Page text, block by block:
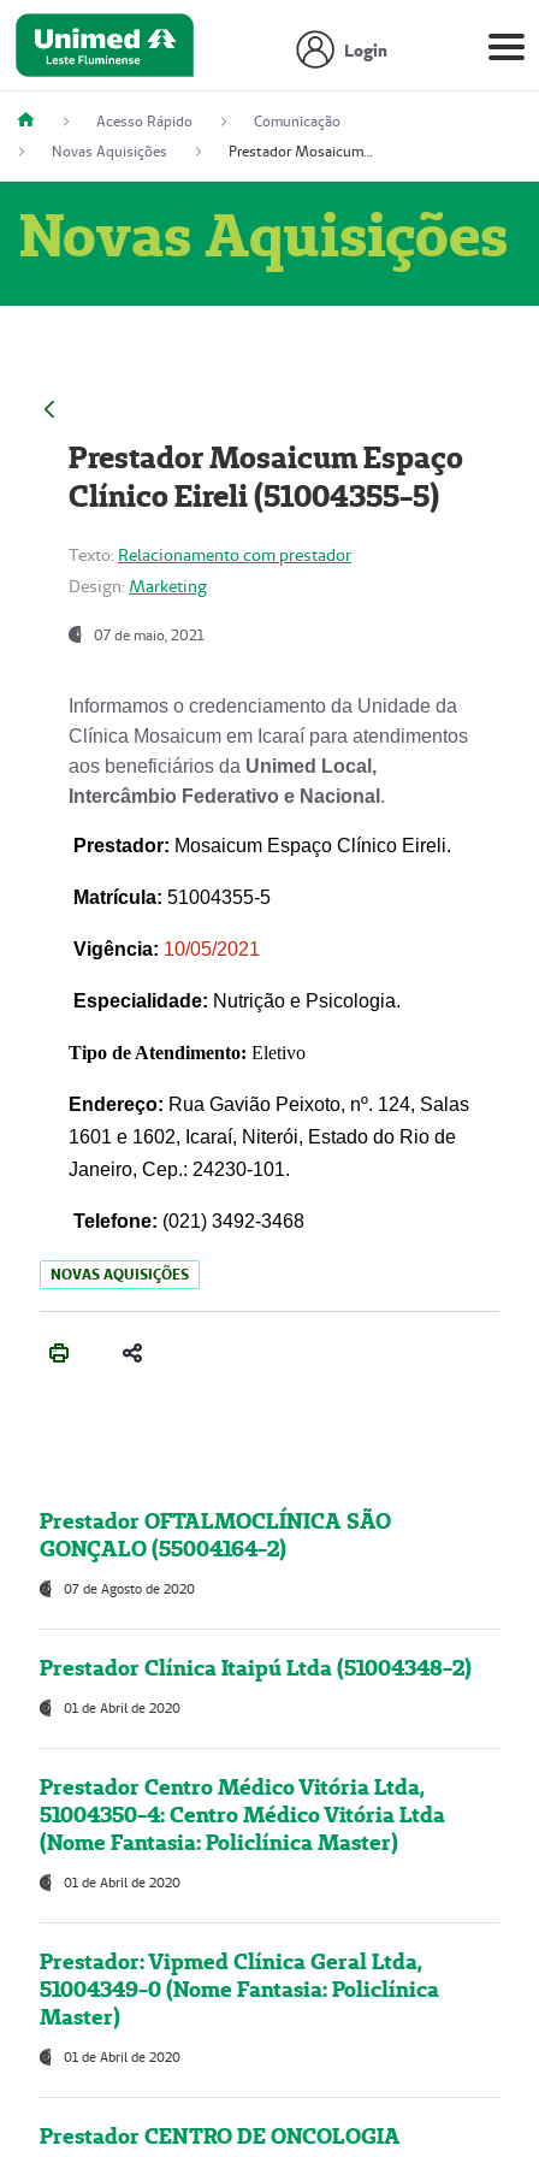
Login
Acesso Rápido
Comunicação
Novas Aquisições
Prestador Mosaicum Espaço Clínico Eireli (51004355-5)
Novas Aquisições
Prestador Mosaicum Espaço
Clínico Eireli (51004355-5)
Texto: Relacionamento com prestador
Design: Marketing
07 de maio, 2021
Informamos o credenciamento da Unidade da
Clínica Mosaicum em Icaraí para atendimentos
aos beneficiários da Unimed Local,
Intercâmbio Federativo e Nacional .
Prestador: Mosaicum Espaço Clínico Eireli.
Matrícula: 51004355-5
Vigência: 10/05/2021
Especialidade: Nutrição e Psicologia.
Tipo de Atendimento: Eletivo
Endereço: Rua Gavião Peixoto, nº. 124, Salas
1601 e 1602, Icaraí, Niterói, Estado do Rio de
Janeiro, Cep.: 24230-101.
Telefone: (021) 3492-3468
NOVAS AQUISIÇÕES
Prestador OFTALMOCLÍNICA SÃO
GONÇALO (55004164-2)
07 de Agosto de 2020
Prestador Clínica Itaipú Ltda (51004348-2)
01 de Abril de 2020
Prestador Centro Médico Vitória Ltda,
51004350-4: Centro Médico Vitória Ltda
(Nome Fantasia: Policlínica Master)
01 de Abril de 2020
Prestador: Vipmed Clínica Geral Ltda,
51004349-0 (Nome Fantasia: Policlínica
Master)
01 de Abril de 2020
Prestador CENTRO DE ONCOLOGIA